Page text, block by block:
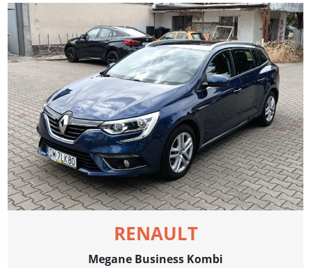
RENAULT
Megane Business Kombi